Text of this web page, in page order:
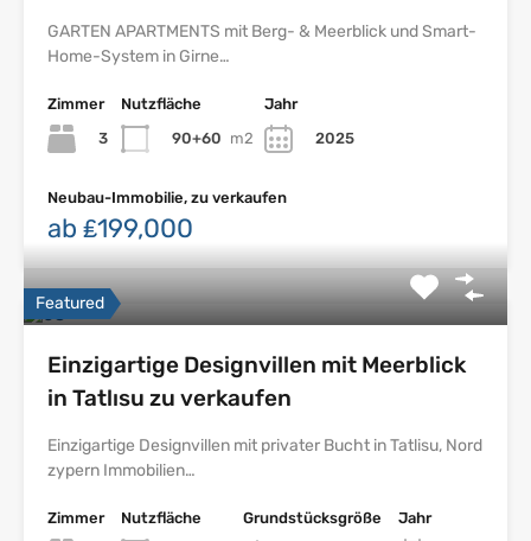
GARTEN APARTMENTS mit Berg- & Meerblick und Smart-
Home-System in Girne…
Zimmer
3
Nutzfläche
90+60 m2
Jahr
2025
Neubau-Immobilie, zu verkaufen
ab ₤199,000
Featured
Einzigartige Designvillen mit Meerblick
in Tatlısu zu verkaufen
Einzigartige Designvillen mit privater Bucht in Tatlisu, Nord
zypern Immobilien…
Zimmer
Nutzfläche
Grundstücksgröße
Jahr